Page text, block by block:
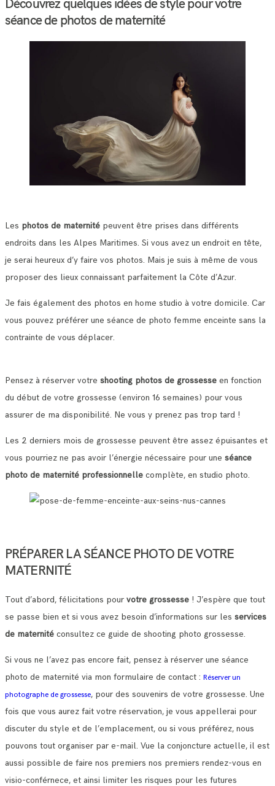
séance de photos de maternité
Les photos de maternité peuvent être prises dans différents
endroits dans les Alpes Maritimes. Si vous avez un endroit en tête,
je serai heureux d’y faire vos photos. Mais je suis à même de vous
proposer des lieux connaissant parfaitement la Côte d’Azur.
Je fais également des photos en home studio à votre domicile. Car
vous pouvez préférer une séance de photo femme enceinte sans la
contrainte de vous déplacer.
Pensez à réserver votre shooting photos de grossesse en fonction
du début de votre grossesse (environ 16 semaines) pour vous
assurer de ma disponibilité. Ne vous y prenez pas trop tard !
Les 2 derniers mois de grossesse peuvent être assez épuisantes et
vous pourriez ne pas avoir l’énergie nécessaire pour une séance
photo de maternité professionnelle complète, en studio photo.
PRÉPARER LA SÉANCE PHOTO DE VOTRE
MATERNITÉ
Tout d’abord, félicitations pour votre grossesse ! J’espère que tout
se passe bien et si vous avez besoin d’informations sur les services
de maternité consultez ce guide de shooting photo grossesse.
Si vous ne l’avez pas encore fait, pensez à réserver une séance
photo de maternité via mon formulaire de contact : Réserver un
photographe de grossesse, pour des souvenirs de votre grossesse. Une
fois que vous aurez fait votre réservation, je vous appellerai pour
discuter du style et de l’emplacement, ou si vous préférez, nous
pouvons tout organiser par e-mail. Vue la conjoncture actuelle, il est
aussi possible de faire nos premiers nos premiers rendez-vous en
visio-conférnece, et ainsi limiter les risques pour les futures